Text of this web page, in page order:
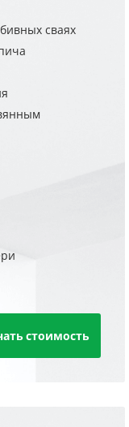
сваях
стоимость